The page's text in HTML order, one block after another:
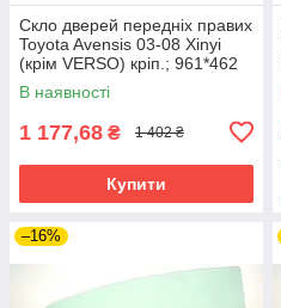
Скло дверей передніх правих
Toyota Avensis 03-08 Xinyi
(крім VERSO) кріп.; 961*462
В наявності
1 177,68 ₴ 1 402 ₴
Купити
–16%